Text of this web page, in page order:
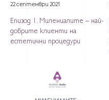
22 септември 2021
Епизод 1. Милениалите – най-
добрите клиенти на
естетични процедури